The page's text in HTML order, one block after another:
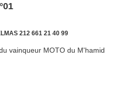
212 661 21 40 99